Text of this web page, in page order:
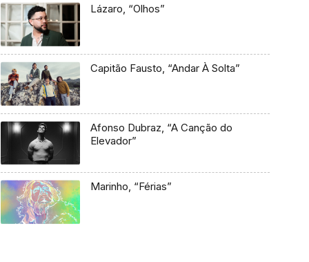
Lázaro, “Olhos”
Capitão Fausto, “Andar À Solta”
Afonso Dubraz, “A Canção do
Elevador”
Marinho, “Férias”